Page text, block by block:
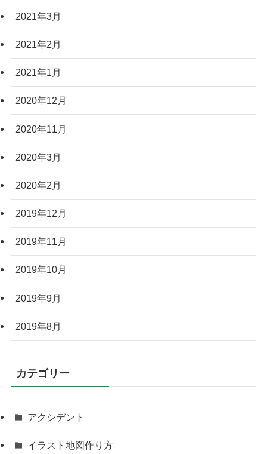
2021年3月
2021年2月
2021年1月
2020年12月
2020年11月
2020年3月
2020年2月
2019年12月
2019年11月
2019年10月
2019年9月
2019年8月
カテゴリー
アクシデント
イラスト地図作り方